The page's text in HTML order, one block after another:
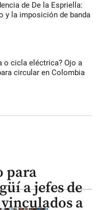
de De la Espriella:
y la imposición de banda
o cicla eléctrica? Ojo a
circular en Colombia
para
a jefes de
a